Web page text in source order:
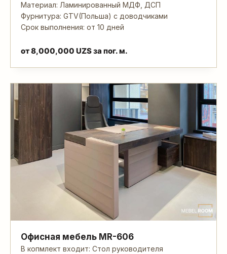
Материал: Ламинированный МДФ, ДСП
Фурнитура: GTV(Польша) с доводчиками
Срок выполнения: от 10 дней
от8,000,000 UZSза пог. м.
Офисная мебель MR-606
В копмлект входит: Стол руководителя